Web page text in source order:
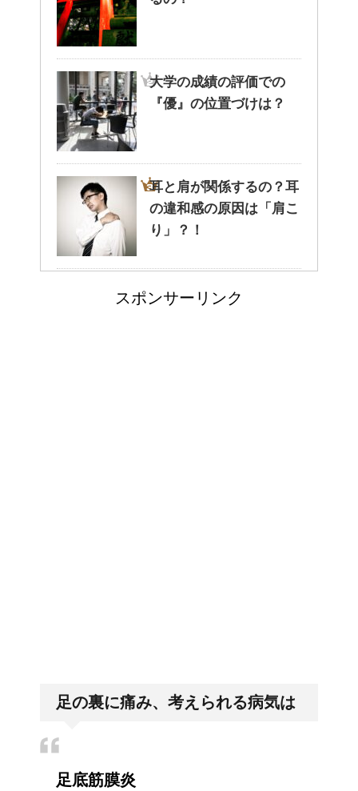
猫と死別。悲しくても最後の挨
拶をしましょう。
腹痛、しかも激痛・吐き気もあ
る。どんなことが考えられる？
癒しを与えてくれるメダカ。そ
の産卵時期はいつ？
大学の成績の評価での
『優』の位置づけは？
耳と肩が関係するの？耳
の違和感の原因は「肩こ
り」？！
猫のゴロゴロ音、急に言
スポンサーリンク
足の裏に痛み、考えられる病気は
足底筋膜炎